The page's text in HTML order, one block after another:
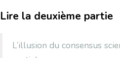
Lire la deuxième partie
L’illusion du consensus